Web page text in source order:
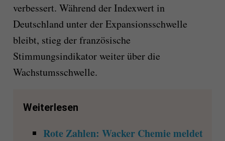
verbessert. Während der Indexwert in
Deutschland unter der Expansionsschwelle
bleibt, stieg der französische
Stimmungsindikator weiter über die
Wachstumsschwelle.
Weiterlesen
Rote Zahlen: Wacker Chemie meldet